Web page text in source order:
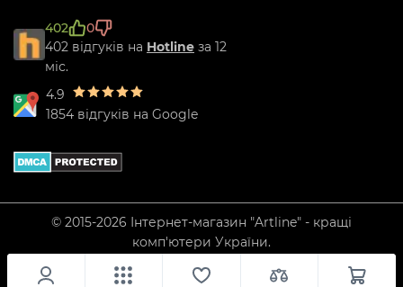
402
0
402 відгуків на Hotline за 12
міс.
4.9
1854 відгуків на Google
© 2015-2026 Інтернет-магазин "Artline" - кращі
комп'ютери України.